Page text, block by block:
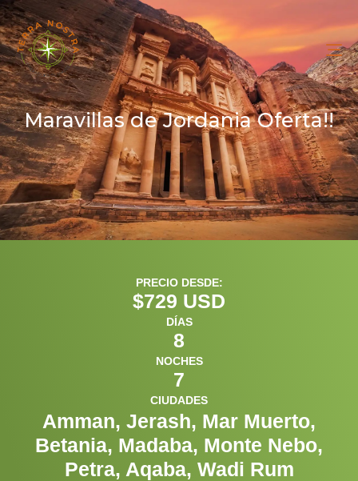
Maravillas de Jordania Oferta!!
PRECIO DESDE:
$729 USD
DÍAS
8
NOCHES
7
CIUDADES
Amman, Jerash, Mar Muerto,
Betania, Madaba, Monte Nebo,
Petra, Aqaba, Wadi Rum